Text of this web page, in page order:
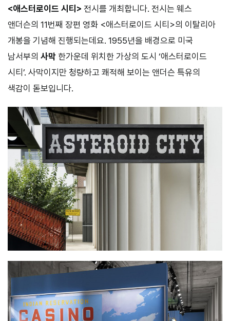
<애스터로이드 시티> 전시를 개최합니다. 전시는 웨스
앤더슨의 11번째 장편 영화 <애스터로이드 시티>의 이탈리아
개봉을 기념해 진행되는데요. 1955년을 배경으로 미국
남서부의 사막 한가운데 위치한 가상의 도시 ‘애스터로이드
시티’. 사막이지만 청량하고 쾌적해 보이는 앤더슨 특유의
색감이 돋보입니다.